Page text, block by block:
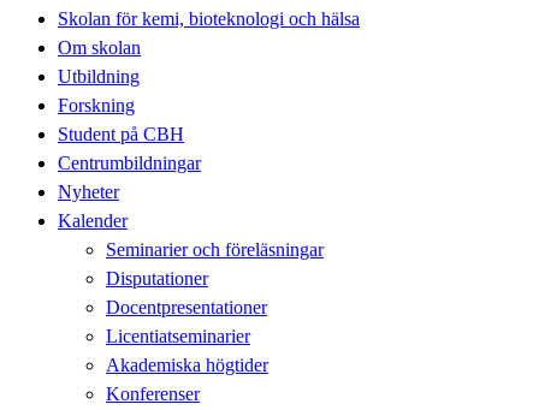
Skolan för kemi, bioteknologi och hälsa
Om skolan
Utbildning
Forskning
Student på CBH
Centrumbildningar
Nyheter
Kalender
Seminarier och föreläsningar
Disputationer
Docentpresentationer
Licentiatseminarier
Akademiska högtider
Konferenser